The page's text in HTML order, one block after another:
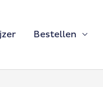
Bestellen